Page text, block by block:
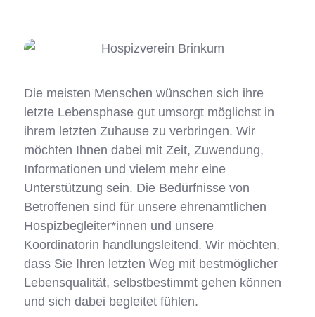
Die meisten Menschen wünschen sich ihre
letzte Lebensphase gut umsorgt möglichst in
ihrem letzten Zuhause zu verbringen. Wir
möchten Ihnen dabei mit Zeit, Zuwendung,
Informationen und vielem mehr eine
Unterstützung sein. Die Bedürfnisse von
Betroffenen sind für unsere ehrenamtlichen
Hospizbegleiter*innen und unsere
Koordinatorin handlungsleitend. Wir möchten,
dass Sie Ihren letzten Weg mit bestmöglicher
Lebensqualität, selbstbestimmt gehen können
und sich dabei begleitet fühlen.